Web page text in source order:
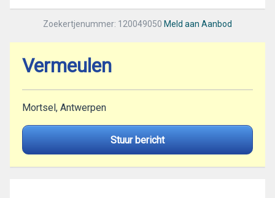
Zoekertjenummer: 120049050 Meld aan Aanbod
Vermeulen
Mortsel, Antwerpen
Stuur bericht